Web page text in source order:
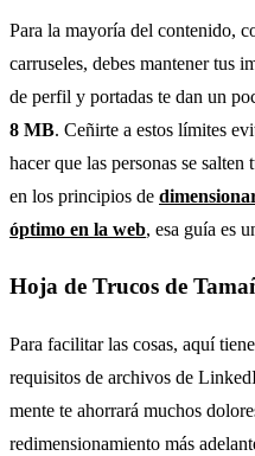
Para la mayoría del contenido,
carruseles, debes mantener tus
de perfil y portadas te dan un
8 MB. Ceñirte a estos límites
hacer que las personas se
en los principios de
óptimo en la web, esa guía es
Hoja de Trucos de
Para facilitar las cosas, aquí
requisitos de archivos de
mente te ahorrará muchos
redimensionamiento más